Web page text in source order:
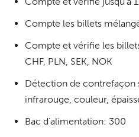
Compte les billets
Compte et vérifie les
CHF, PLN, SEK, NOK
Détection de contrefaçon
infrarouge, couleur,
Bac d’alimentation: 300